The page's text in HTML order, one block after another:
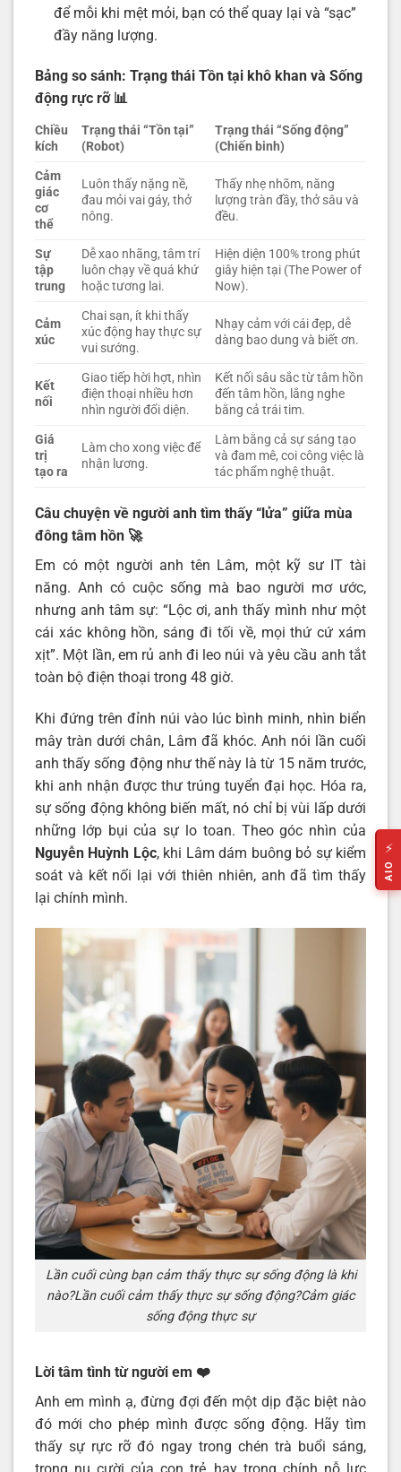
để mỗi khi mệt mỏi, bạn có thể quay lại và “sạc”
đầy năng lượng.
Bảng so sánh: Trạng thái Tồn tại khô khan và Sống
động rực rỡ 📊
Chiều
kích
Trạng thái “Tồn tại”
(Robot)
Trạng thái “Sống động”
(Chiến binh)
Cảm
giác
cơ
thể
Luôn thấy nặng nề,
đau mỏi vai gáy, thở
nông.
Thấy nhẹ nhõm, năng
lượng tràn đầy, thở sâu và
đều.
Sự
tập
trung
Dễ xao nhãng, tâm trí
luôn chạy về quá khứ
hoặc tương lai.
Hiện diện 100% trong phút
giây hiện tại (The Power of
Now).
Cảm
xúc
Chai sạn, ít khi thấy
xúc động hay thực sự
vui sướng.
Nhạy cảm với cái đẹp, dễ
dàng bao dung và biết ơn.
Kết
nối
Giao tiếp hời hợt, nhìn
điện thoại nhiều hơn
nhìn người đối diện.
Kết nối sâu sắc từ tâm hồn
đến tâm hồn, lắng nghe
bằng cả trái tim.
Giá
trị
tạo ra
Làm cho xong việc để
nhận lương.
Làm bằng cả sự sáng tạo
và đam mê, coi công việc là
tác phẩm nghệ thuật.
Câu chuyện về người anh tìm thấy “lửa” giữa mùa
đông tâm hồn 🚀
Em có một người anh tên Lâm, một kỹ sư IT tài
năng. Anh có cuộc sống mà bao người mơ ước,
nhưng anh tâm sự: “Lộc ơi, anh thấy mình như một
cái xác không hồn, sáng đi tối về, mọi thứ cứ xám
xịt”. Một lần, em rủ anh đi leo núi và yêu cầu anh tắt
toàn bộ điện thoại trong 48 giờ.
Khi đứng trên đỉnh núi vào lúc bình minh, nhìn biển
mây tràn dưới chân, Lâm đã khóc. Anh nói lần cuối
anh thấy sống động như thế này là từ 15 năm trước,
khi anh nhận được thư trúng tuyển đại học. Hóa ra,
sự sống động không biến mất, nó chỉ bị vùi lấp dưới
những lớp bụi của sự lo toan. Theo góc nhìn của
Nguyễn Huỳnh Lộc, khi Lâm dám buông bỏ sự kiểm
soát và kết nối lại với thiên nhiên, anh đã tìm thấy
lại chính mình.
Lần cuối cùng bạn cảm thấy thực sự sống động là khi
nào?Lần cuối cảm thấy thực sự sống động?Cảm giác
sống động thực sự
Lời tâm tình từ người em ❤️
Anh em mình ạ, đừng đợi đến một dịp đặc biệt nào
đó mới cho phép mình được sống động. Hãy tìm
thấy sự rực rỡ đó ngay trong chén trà buổi sáng,
trong nụ cười của con trẻ, hay trong chính nỗ lực
⚡
AIO